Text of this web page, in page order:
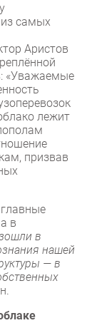
самых
Аристов
«Уважаемые
лежит
призвав
в
в
нашей
— в